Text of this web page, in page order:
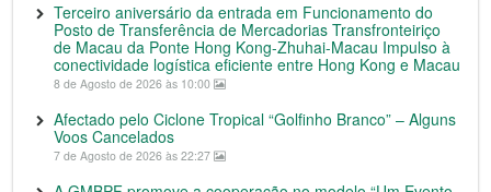
Terceiro aniversário da entrada em Funcionamento do
Posto de Transferência de Mercadorias Transfronteiriço
de Macau da Ponte Hong Kong-Zhuhai-Macau Impulso à
conectividade logística eficiente entre Hong Kong e Macau
8 de Agosto de 2026 às 10:00
Afectado pelo Ciclone Tropical “Golfinho Branco” – Alguns
Voos Cancelados
7 de Agosto de 2026 às 22:27